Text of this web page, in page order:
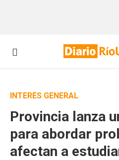
INTERÉS GENERAL
Provincia lanza
para abordar
afectan a